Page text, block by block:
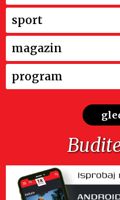
sport
magazin
program